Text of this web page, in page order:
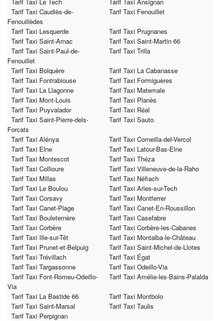
Tarif Taxi Caudiès-de-
Fenouillèdes
Tarif Taxi Fenouillet
Tarif Taxi Lesquerde
Tarif Taxi Prugnanes
Tarif Taxi Saint-Arnac
Tarif Taxi Saint-Martin 66
Tarif Taxi Saint-Paul-de-
Fenouillet
Tarif Taxi Trilla
Tarif Taxi Bolquère
Tarif Taxi La Cabanasse
Tarif Taxi Fontrabiouse
Tarif Taxi Formiguères
Tarif Taxi La Llagonne
Tarif Taxi Matemale
Tarif Taxi Mont-Louis
Tarif Taxi Planès
Tarif Taxi Puyvalador
Tarif Taxi Réal
Tarif Taxi Saint-Pierre-dels-
Forcats
Tarif Taxi Sauto
Tarif Taxi Alénya
Tarif Taxi Corneilla-del-Vercol
Tarif Taxi Elne
Tarif Taxi Latour-Bas-Elne
Tarif Taxi Montescot
Tarif Taxi Théza
Tarif Taxi Collioure
Tarif Taxi Villeneuve-de-la-Raho
Tarif Taxi Millas
Tarif Taxi Néfiach
Tarif Taxi Le Boulou
Tarif Taxi Arles-sur-Tech
Tarif Taxi Corsavy
Tarif Taxi Montferrer
Tarif Taxi Canet-Plage
Tarif Taxi Canet-En-Roussillon
Tarif Taxi Bouleternère
Tarif Taxi Casefabre
Tarif Taxi Corbère
Tarif Taxi Corbère-les-Cabanes
Tarif Taxi Ille-sur-Têt
Tarif Taxi Montalba-le-Château
Tarif Taxi Prunet-et-Belpuig
Tarif Taxi Saint-Michel-de-Llotes
Tarif Taxi Trévillach
Tarif Taxi Égat
Tarif Taxi Targassonne
Tarif Taxi Odeillo-Via
Tarif Taxi Font-Romeu-Odeillo-
Via
Tarif Taxi Amélie-les-Bains-Palalda
Tarif Taxi La Bastide 66
Tarif Taxi Montbolo
Tarif Taxi Saint-Marsal
Tarif Taxi Taulis
Tarif Taxi Perpignan